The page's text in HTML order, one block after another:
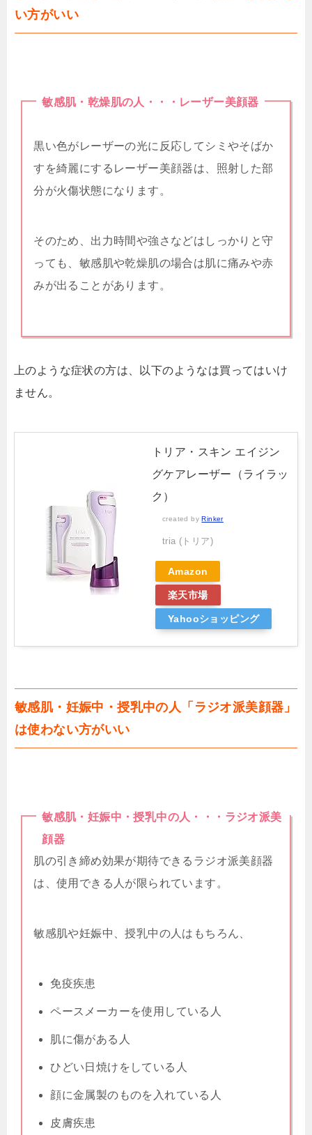
い方がいい
敏感肌・乾燥肌の人・・・レーザー美顔器
黒い色がレーザーの光に反応してシミやそばか
すを綺麗にするレーザー美顔器は、照射した部
分が火傷状態になります。
そのため、出力時間や強さなどはしっかりと守
っても、敏感肌や乾燥肌の場合は肌に痛みや赤
みが出ることがあります。
上のような症状の方は、以下のようなは買ってはいけ
ません。
トリア・スキン エイジン
グケアレーザー（ライラッ
ク）
created byRinker
tria (トリア)
Amazon
楽天市場
Yahooショッピング
敏感肌・妊娠中・授乳中の人「ラジオ派美顔器」
は使わない方がいい
敏感肌・妊娠中・授乳中の人・・・ラジオ派美
顔器
肌の引き締め効果が期待できるラジオ派美顔器
は、使用できる人が限られています。
敏感肌や妊娠中、授乳中の人はもちろん、
免疫疾患
ペースメーカーを使用している人
肌に傷がある人
ひどい日焼けをしている人
顔に金属製のものを入れている人
皮膚疾患